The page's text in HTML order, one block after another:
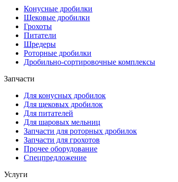
Конусные дробилки
Щековые дробилки
Грохоты
Питатели
Шредеры
Роторные дробилки
Дробильно-сортировочные комплексы
Запчасти
Для конусных дробилок
Для щековых дробилок
Для питателей
Для шаровых мельниц
Запчасти для роторных дробилок
Запчасти для грохотов
Прочее оборудование
Спецпредложение
Услуги